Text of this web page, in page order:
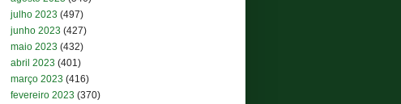
julho 2023 (497)
junho 2023 (427)
maio 2023 (432)
abril 2023 (401)
março 2023 (416)
fevereiro 2023 (370)